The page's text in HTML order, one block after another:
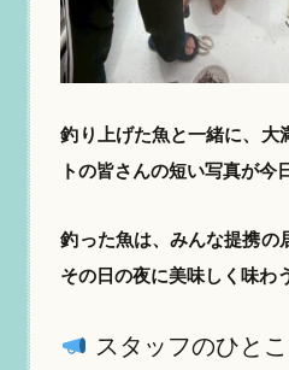
釣り上げた魚と一緒に、大
トの皆さんの短い写真が今
釣った魚は、みんな提携の
その日の夜に美味しく味わ
スタッフのひとこ